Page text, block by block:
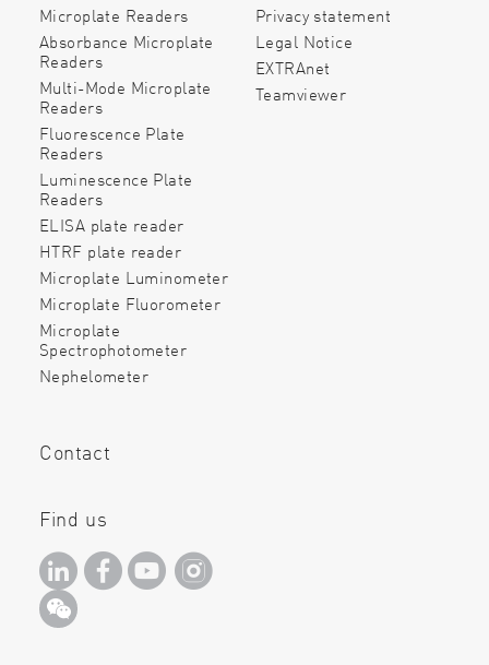
Microplate Readers
Absorbance Microplate
Readers
Multi-Mode Microplate
Readers
Fluorescence Plate
Readers
Luminescence Plate
Readers
ELISA plate reader
HTRF plate reader
Microplate Luminometer
Microplate Fluorometer
Microplate
Spectrophotometer
Nephelometer
Privacy statement
Legal Notice
EXTRAnet
Teamviewer
Contact
Find us